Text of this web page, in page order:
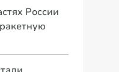
России